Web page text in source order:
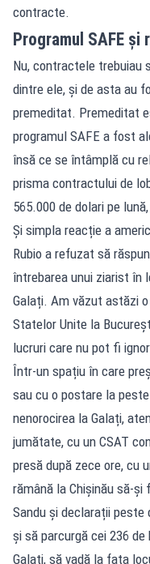
contracte.
Programul SAFE și
Nu, contractele trebuiau
dintre ele, și de asta au
premeditat. Premeditat
programul SAFE a fost
însă ce se întâmplă cu
prisma contractului de
565.000 de dolari pe
Și simpla reacție a
Rubio a refuzat să
întrebarea unui ziarist în
Galați. Am văzut astăzi
Statelor Unite la
lucruri care nu pot fi
Într-un spațiu în care
sau cu o postare la
nenorocirea la Galați,
jumătate, cu un CSAT
presă după zece ore, cu
rămână la Chișinău să-și
Sandu și declarații
și să parcurgă cei 236
Galați, să vadă la fața